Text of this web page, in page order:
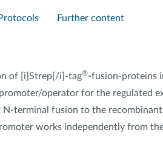
Protocols Further content
of [i]Strep[/i]-tag®-fusion-proteins
operator for the regulated
N-terminal fusion to the recombinant
works independently from